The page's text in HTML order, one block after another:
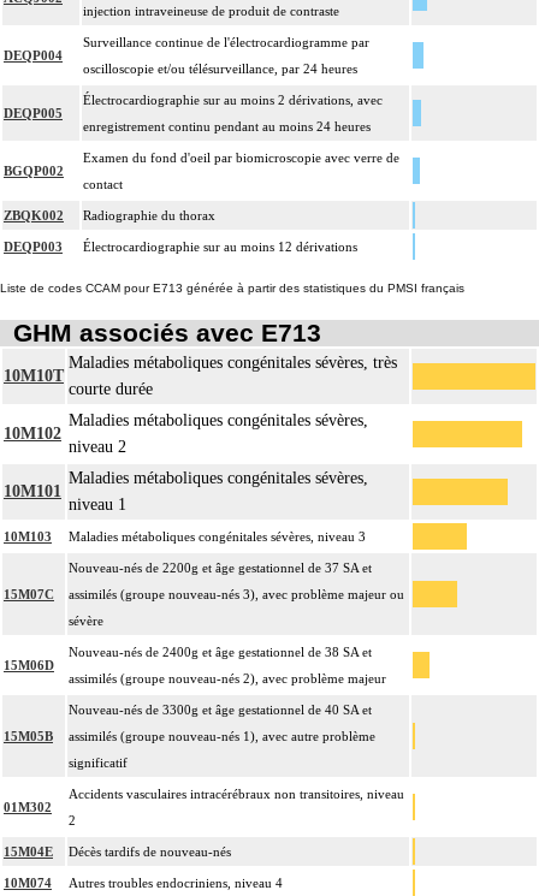
injection intraveineuse de produit de contraste
DEQP004
Surveillance continue de l'électrocardiogramme par
oscilloscopie et/ou télésurveillance, par 24 heures
DEQP005
Électrocardiographie sur au moins 2 dérivations, avec
enregistrement continu pendant au moins 24 heures
BGQP002
Examen du fond d'oeil par biomicroscopie avec verre de
contact
ZBQK002 Radiographie du thorax
DEQP003 Électrocardiographie sur au moins 12 dérivations
Liste de codes CCAM pour E713 générée à partir des statistiques du PMSI français
GHM associés avec E713
10M10T
Maladies métaboliques congénitales sévères, très
courte durée
10M102
Maladies métaboliques congénitales sévères,
niveau 2
10M101
Maladies métaboliques congénitales sévères,
niveau 1
10M103 Maladies métaboliques congénitales sévères, niveau 3
15M07C
Nouveau-nés de 2200g et âge gestationnel de 37 SA et
assimilés (groupe nouveau-nés 3), avec problème majeur ou
sévère
15M06D
Nouveau-nés de 2400g et âge gestationnel de 38 SA et
assimilés (groupe nouveau-nés 2), avec problème majeur
15M05B
Nouveau-nés de 3300g et âge gestationnel de 40 SA et
assimilés (groupe nouveau-nés 1), avec autre problème
significatif
01M302
Accidents vasculaires intracérébraux non transitoires, niveau
2
15M04E Décès tardifs de nouveau-nés
10M074 Autres troubles endocriniens, niveau 4